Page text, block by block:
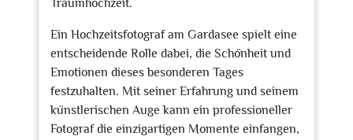
Traumhochzeit.
Ein Hochzeitsfotograf am Gardasee spielt eine
entscheidende Rolle dabei, die Schönheit und
Emotionen dieses besonderen Tages
festzuhalten. Mit seiner Erfahrung und seinem
künstlerischen Auge kann ein professioneller
Fotograf die einzigartigen Momente einfangen,